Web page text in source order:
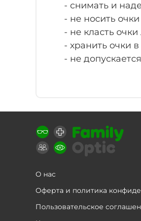
- снимать и
- не носить
- не класть
- хранить очки
- не
О нас
Оферта и политика
Пользовательское